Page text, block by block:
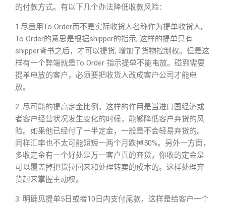
的付款方式。有以下几个办法降低收款风险：
1.尽量用To Order而不是实际收货人名称作为提单收货人。
To Order的意思是根据shipper的指示, 这样的提单只有
shipper背书之后，才可以提货, 增加了货物控制权。但是这
样有一个弊端就是To Order 指示提单不能电放。碰到需要
提单电放的客户，必须要把收货人改成客户公司才能电
放。
2. 尽可能的提高定金比例。这样的作用是当进口国经济或
者客户经营状况发生变化的时候，能够降低客户弃货的风
险。如果他已经付了一半定金，一般是不会轻易弃货的。
同样汇率也不太可能短短一两个月跌掉50%。另外一方面，
多收定金有一个好处是万一客户真的弃货，你收的定金是
可以覆盖掉把货拉回来和处理转卖的成本的。这样处理弃
货起来掌握主动权。
3. 明确见提单5日或者10日内支付尾款，这样是给客户一个